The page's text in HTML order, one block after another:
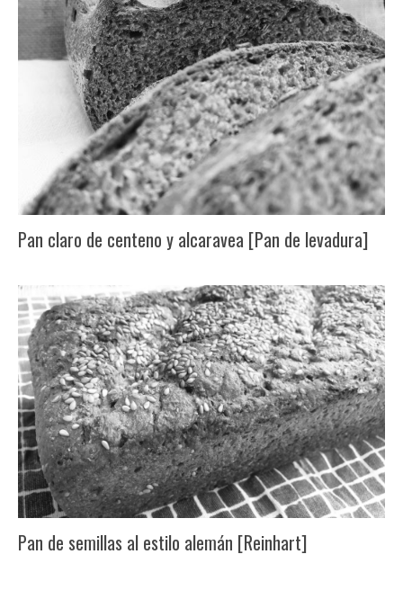
Pan claro de centeno y alcaravea [Pan de levadura]
Pan de semillas al estilo alemán [Reinhart]